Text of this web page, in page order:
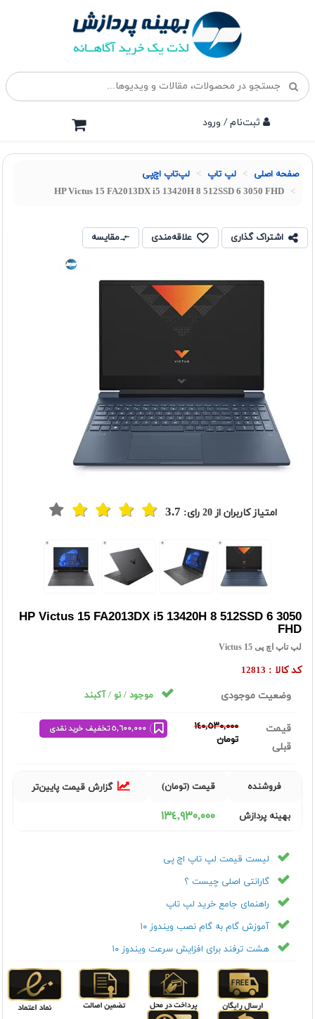
ثبت‌نام / ورود
صفحه اصلی لپ تاپ لپ‌تاپ اچ‌پی
HP Victus 15 FA2013DX i5 13420H 8 512SSD 6 3050 FHD
اشتراک گذاری علاقه‌مندی مقایسه
امتیاز کاربران از20 رای: 3.7
HP Victus 15 FA2013DX i5 13420H 8 512SSD 6 3050
FHD
لپ تاپ اچ پی Victus 15
کد کالا : 12813
وضعیت موجودی موجود / نو / آکبند
قیمت
قبلی
١٤٠,٥٣٠,٠٠٠
تومان
فروشنده قیمت (تومان) گزارش قیمت پایین‌تر
بهینه پردازش ١٣٤,٩٣٠,٠٠٠
لیست قیمت لپ تاپ اچ پی
گارانتی اصلی چیست ؟
راهنمای جامع خرید لپ تاپ
آموزش گام به گام نصب ویندوز ۱۰
هشت ترفند برای افزایش سرعت ویندوز ۱۰